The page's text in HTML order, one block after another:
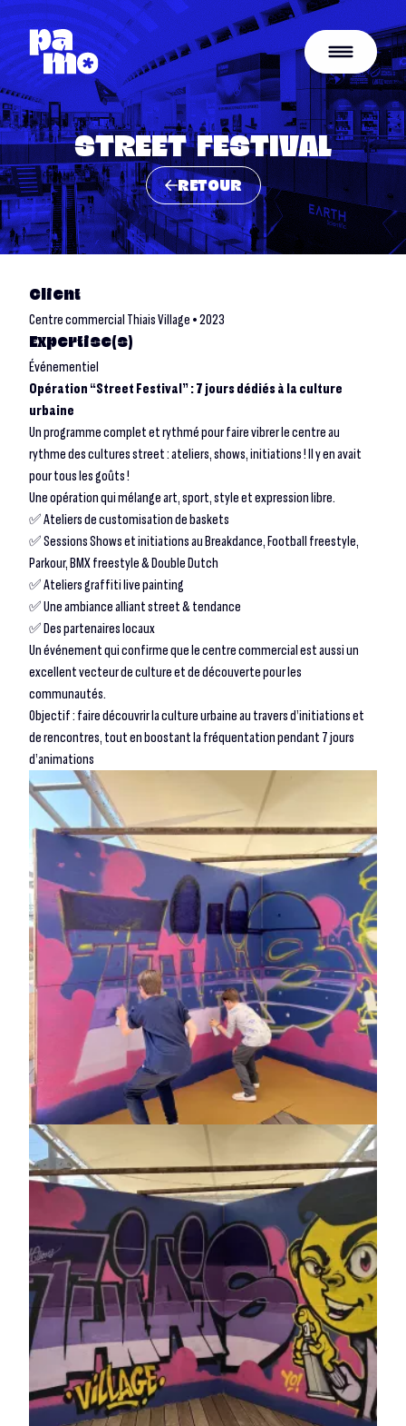
STREET FESTIVAL
RETOUR
Client
Centre commercial Thiais Village • 2023
Expertise(s)
Événementiel
Opération “Street Festival” : 7 jours dédiés à la culture
urbaine
Un programme complet et rythmé pour faire vibrer le centre au
rythme des cultures street : ateliers, shows, initiations ! Il y en avait
pour tous les goûts !
Une opération qui mélange art, sport, style et expression libre.
✅ Ateliers de customisation de baskets
✅ Sessions Shows et initiations au Breakdance, Football freestyle,
Parkour, BMX freestyle & Double Dutch
✅ Ateliers graffiti live painting
✅ Une ambiance alliant street & tendance
✅ Des partenaires locaux
Un événement qui confirme que le centre commercial est aussi un
excellent vecteur de culture et de découverte pour les
communautés.
Objectif : faire découvrir la culture urbaine au travers d’initiations et
de rencontres, tout en boostant la fréquentation pendant 7 jours
d’animations